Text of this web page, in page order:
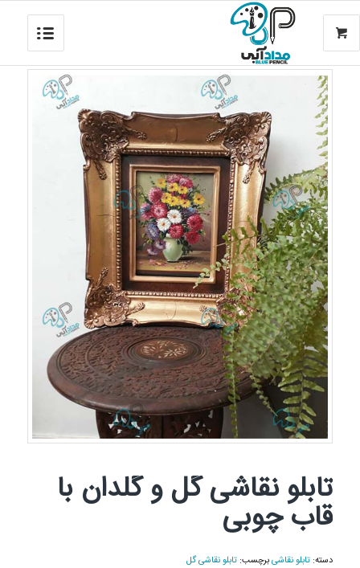
تابلو نقاشی گل و گلدان با
قاب چوبی
دسته: تابلو نقاشیبرچسب: تابلو نقاشی گل